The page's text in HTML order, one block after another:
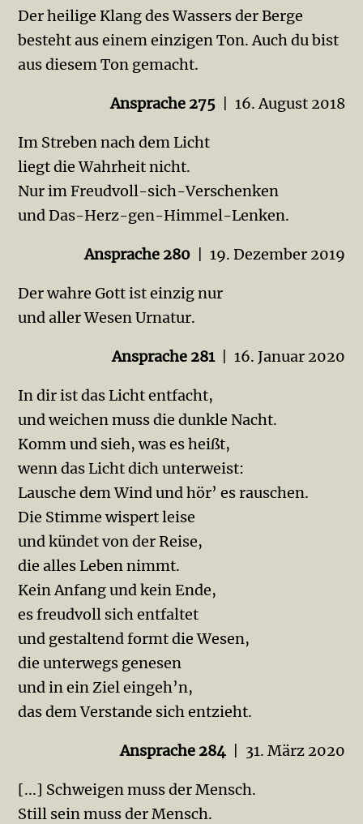
Der heilige Klang des Wassers der Berge
besteht aus einem einzigen Ton. Auch du bist
aus diesem Ton ge­­macht.
Ansprache 275 | 16. August 2018
Im Streben nach dem Licht
liegt die Wahrheit nicht.
Nur im Freudvoll-sich-Verschenken
und Das-Herz-gen-Himmel-Lenken.
Ansprache 280 | 19. Dezember 2019
Der wahre Gott ist einzig nur
und aller Wesen Urnatur.
Ansprache 281 | 16. Januar 2020
In dir ist das Licht entfacht,
und weichen muss die dunkle Nacht.
Komm und sieh, was es heißt,
wenn das Licht dich unterweist:
Lausche dem Wind und hör’ es rauschen.
Die Stimme wispert leise
und kündet von der Reise,
die alles Leben nimmt.
Kein Anfang und kein Ende,
es freudvoll sich entfaltet
und gestaltend formt die Wesen,
die unterwegs genesen
und in ein Ziel eingeh’n,
das dem Verstande sich entzieht.
Ansprache 284 | 31. März 2020
[...] Schweigen muss der Mensch.
Still sein muss der Mensch.